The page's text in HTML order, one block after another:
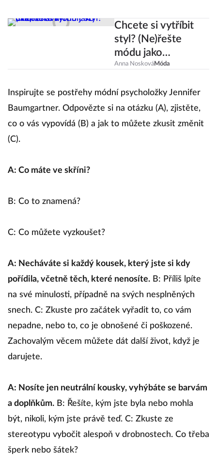
Chcete si vytříbit
styl? (Ne)řešte
módu jako
Skandinávky!
Anna NoskováMóda
Inspirujte se postřehy módní psycholožky Jennifer
Baumgartner. Odpovězte si na otázku (A), zjistěte,
co o vás vypovídá (B) a jak to můžete zkusit změnit
(C).
A: Co máte ve skříni?
B: Co to znamená?
C: Co můžete vyzkoušet?
A: Necháváte si každý kousek, který jste si kdy
pořídila, včetně těch, které nenosíte. B: Příliš lpíte
na své minulosti, případně na svých nesplněných
snech. C: Zkuste pro začátek vyřadit to, co vám
nepadne, nebo to, co je obnošené či poškozené.
Zachovalým věcem můžete dát další život, když je
darujete.
A: Nosíte jen neutrální kousky, vyhýbáte se barvám
a doplňkům. B: Řešíte, kým jste byla nebo mohla
být, nikoli, kým jste právě teď. C: Zkuste ze
stereotypu vybočit alespoň v drobnostech. Co třeba
šperk nebo šátek?